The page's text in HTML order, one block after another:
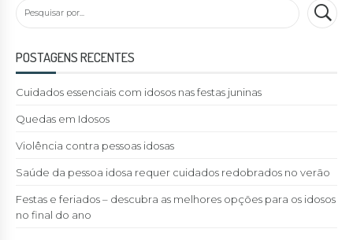
POSTAGENS RECENTES
Cuidados essenciais com idosos nas festas juninas
Quedas em Idosos
Violência contra pessoas idosas
Saúde da pessoa idosa requer cuidados redobrados no verão
Festas e feriados – descubra as melhores opções para os idosos
no final do ano